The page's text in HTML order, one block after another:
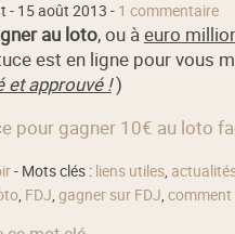
- 15 août 2013 - 1 commentaire
au loto, ou àeuro
est en ligne pour vous
et approuvé !)
pour gagner 10€ au loto
- Mots clés : liens utiles,
, FDJ, gagner sur FDJ, comment